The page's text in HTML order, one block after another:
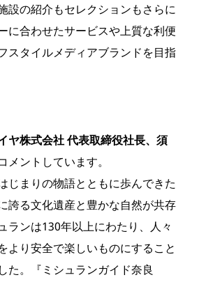
設の紹介もセレクションもさらに
に合わせたサービスや上質な利便
スタイルメディアブランドを目指
ヤ株式会社 代表取締役社長、須
メントしています。
じまりの物語とともに歩んできた
誇る文化遺産と豊かな自然が共存
ランは130年以上にわたり、人々
より安全で楽しいものにすること
た。『ミシュランガイド奈良